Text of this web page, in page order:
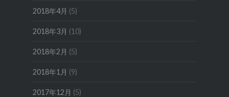
2018年4月 (5)
2018年3月 (10)
2018年2月 (5)
2018年1月 (9)
2017年12月 (5)